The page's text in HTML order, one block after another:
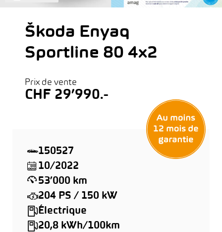
Škoda Enyaq
Sportline 80 4x2
Prix de vente
CHF 29’990.-
150527
10/2022
53’000 km
204 PS / 150 kW
Électrique
20,8 kWh/100km